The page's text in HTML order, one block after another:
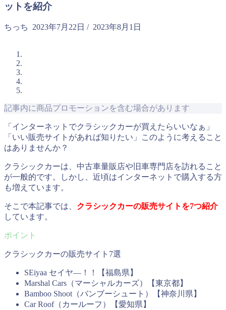
ットを紹介
ちっち 2023年7月22日 / 2023年8月1日
記事内に商品プロモーションを含む場合があります
「インターネットでクラシックカーが買えたらいいなぁ」
「いい販売サイトがあれば知りたい」このように考えること
はありませんか？
クラシックカーは、中古車量販店や旧車専門店を訪れること
が一般的です。しかし、近頃はインターネットで購入する方
も増えています。
そこで本記事では、 クラシックカーの販売サイトを7つ紹介
しています。
クラシックカーの販売サイト7選
SEiyaa セイヤ―！！【福島県】
Marshal Cars（マーシャルカーズ）【東京都】
Bamboo Shoot（バンブーシュート）【神奈川県】
Car Roof（カールーフ）【愛知県】